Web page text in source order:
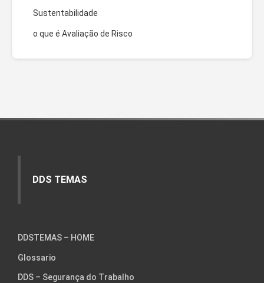
Sustentabilidade
o que é Avaliação de Risco
DDS TEMAS
DDSTEMAS – HOME
Glossario
DDS – Segurança do Trabalho